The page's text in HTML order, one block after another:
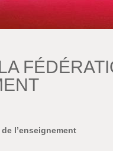
l’enseignement